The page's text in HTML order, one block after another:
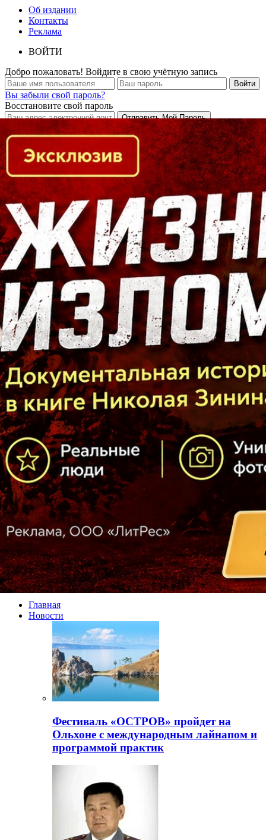
Об издании
Контакты
Реклама
ВОЙТИ
Добро пожаловать! Войдите в свою учётную запись
Вы забыли свой пароль?
Восстановите свой пароль
Кто есть кто в Байкальском регионе
Главная
Новости
Фестиваль «ОСТРОВ» пройдет на
Ольхоне с международным лайнапом и
программой практик